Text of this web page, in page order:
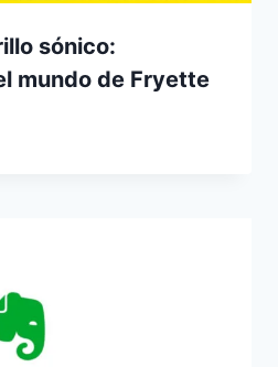
sónico:
mundo de Fryette